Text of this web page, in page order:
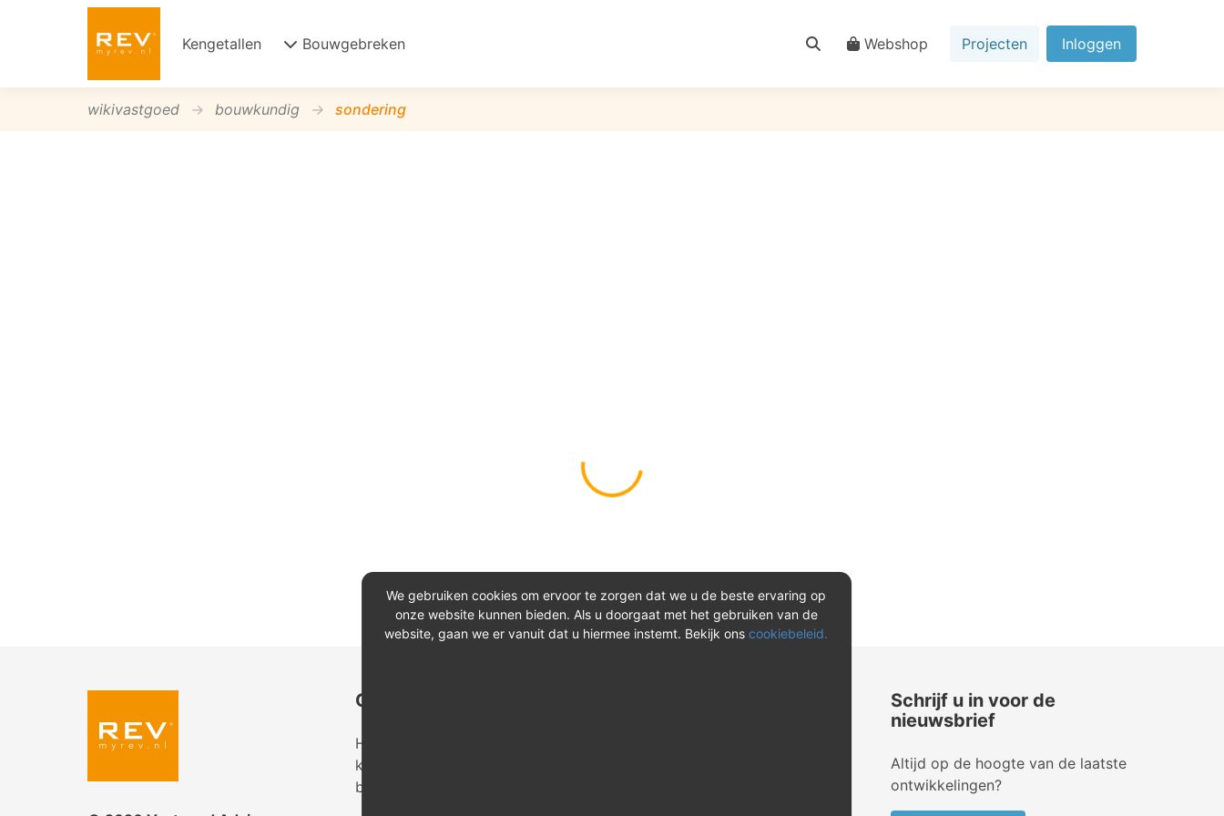
Kengetallen Bouwgebreken Webshop Projecten Inloggen
wikivastgoed bouwkundig sondering
Contact
Heeft u vragen? Neem tijdens
kantooruren contact met ons op of
bekijk onze instructievideo's.
Schrijf u in voor de
nieuwsbrief
Altijd op de hoogte van de laatste
ontwikkelingen?
We gebruiken cookies om ervoor te zorgen dat we u de beste ervaring op
onze website kunnen bieden. Als u doorgaat met het gebruiken van de
website, gaan we er vanuit dat u hiermee instemt. Bekijk ons cookiebeleid.